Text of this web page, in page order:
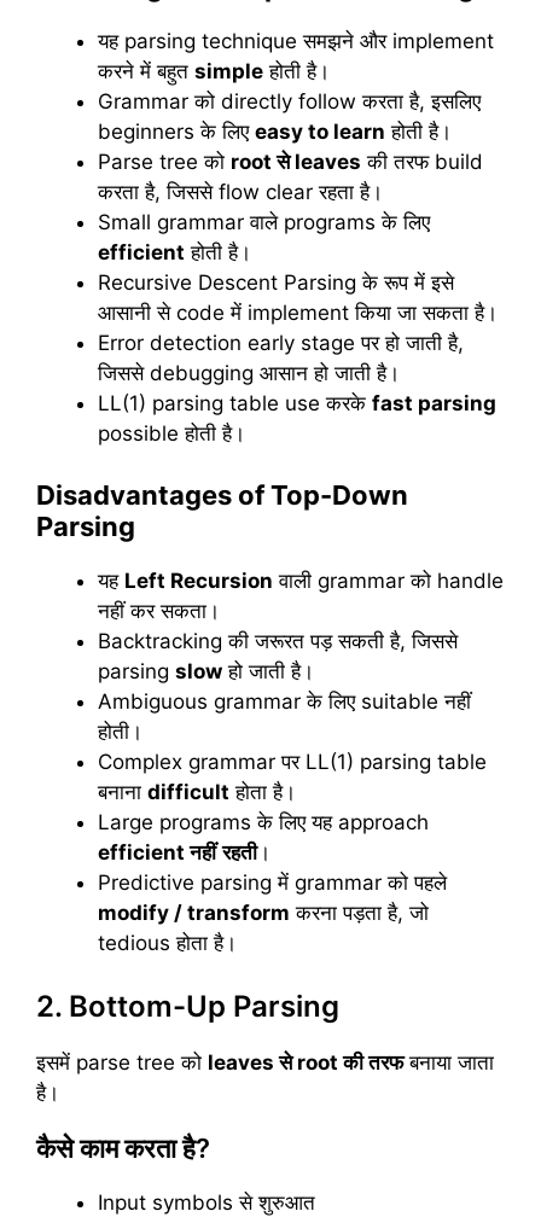
यह parsing technique समझने और implement
करने में बहुत simple होती है।
Grammar को directly follow करता है, इसलिए
beginners के लिए easy to learn होती है।
Parse tree को rootसेleaves की तरफ build
करता है, जिससे flow clear रहता है।
Small grammar वाले programs के लिए
efficient होती है।
Recursive Descent Parsing के रूप में इसे
आसानी से code में implement किया जा सकता है।
Error detection early stage पर हो जाती है,
जिससे debugging आसान हो जाती है।
LL(1) parsing table use करके fast parsing
possible होती है।
Disadvantages of Top-Down
Parsing
यह Left Recursion वाली grammar को handle
नहीं कर सकता।
Backtracking की जरूरत पड़ सकती है, जिससे
parsing slow हो जाती है।
Ambiguous grammar के लिए suitable नहीं
होती।
Complex grammar पर LL(1) parsing table
बनाना difficult होता है।
Large programs के लिए यह approach
efficientनहीं रहती।
Predictive parsing में grammar को पहले
modify / transform करना पड़ता है, जो
tedious होता है।
2. Bottom-Up Parsing
इसमें parse tree को leavesसे rootकीतरफबनाया जाता
है।
कैसे काम करता है?
Input symbols से शुरुआत